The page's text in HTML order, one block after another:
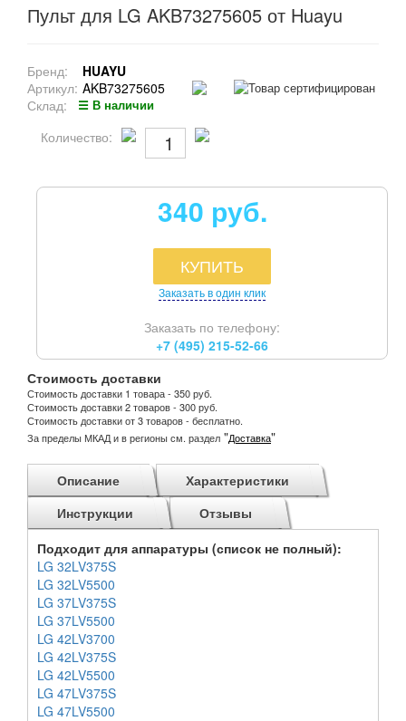
Пульт для LG AKB73275605 от Huayu
Бренд:
HUAYU
Артикул: AKB73275605
Склад:
☰ В наличии
Количество:
340 руб.
КУПИТЬ
Заказать в один клик
Заказать по телефону:
+7 (495) 215-52-66
Стоимость доставки
Стоимость доставки 1 товара - 350 руб.
Стоимость доставки 2 товаров - 300 руб.
Стоимость доставки от 3 товаров - бесплатно.
За пределы МКАД и в регионы см. раздел "Доставка"
Описание
Характеристики
Инструкции
Отзывы
Подходит для аппаратуры (список не полный):
LG 32LV375S
LG 32LV5500
LG 37LV375S
LG 37LV5500
LG 42LV3700
LG 42LV375S
LG 42LV5500
LG 47LV375S
LG 47LV5500